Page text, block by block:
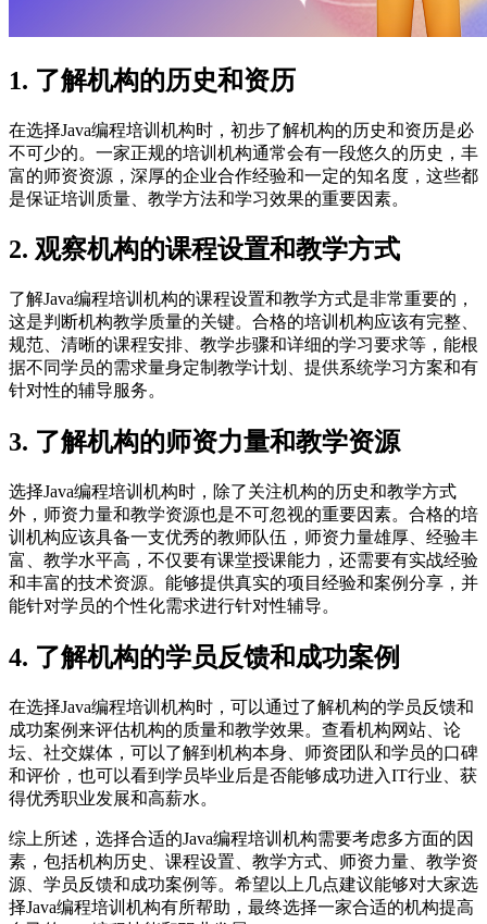
1. 了解机构的历史和资历
在选择Java编程培训机构时，初步了解机构的历史和资历是必
不可少的。一家正规的培训机构通常会有一段悠久的历史，丰
富的师资资源，深厚的企业合作经验和一定的知名度，这些都
是保证培训质量、教学方法和学习效果的重要因素。
2. 观察机构的课程设置和教学方式
了解Java编程培训机构的课程设置和教学方式是非常重要的，
这是判断机构教学质量的关键。合格的培训机构应该有完整、
规范、清晰的课程安排、教学步骤和详细的学习要求等，能根
据不同学员的需求量身定制教学计划、提供系统学习方案和有
针对性的辅导服务。
3. 了解机构的师资力量和教学资源
选择Java编程培训机构时，除了关注机构的历史和教学方式
外，师资力量和教学资源也是不可忽视的重要因素。合格的培
训机构应该具备一支优秀的教师队伍，师资力量雄厚、经验丰
富、教学水平高，不仅要有课堂授课能力，还需要有实战经验
和丰富的技术资源。能够提供真实的项目经验和案例分享，并
能针对学员的个性化需求进行针对性辅导。
4. 了解机构的学员反馈和成功案例
在选择Java编程培训机构时，可以通过了解机构的学员反馈和
成功案例来评估机构的质量和教学效果。查看机构网站、论
坛、社交媒体，可以了解到机构本身、师资团队和学员的口碑
和评价，也可以看到学员毕业后是否能够成功进入IT行业、获
得优秀职业发展和高薪水。
综上所述，选择合适的Java编程培训机构需要考虑多方面的因
素，包括机构历史、课程设置、教学方式、师资力量、教学资
源、学员反馈和成功案例等。希望以上几点建议能够对大家选
择Java编程培训机构有所帮助，最终选择一家合适的机构提高